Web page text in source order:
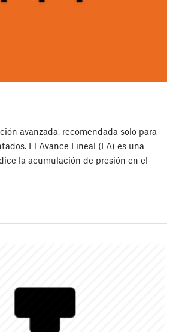
avanzada, recomendada solo para
El Avance Lineal (LA) es una
la acumulación de presión en el